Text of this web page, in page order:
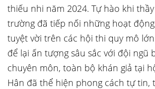
thiếu nhi năm 2024. Tự hào khi
trường đã tiếp nối những hoạt
tuyệt vời trên các hội thi quy mô
để lại ấn tượng sâu sắc với đội ngũ
chuyên môn, toàn bộ khán giả tại
Hân đã thể hiện phong cách tự tin,